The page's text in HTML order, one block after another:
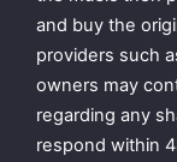
Kattililae
Kanneer
Kanneer
and buy the
providers such
owners may
regarding any
respond within